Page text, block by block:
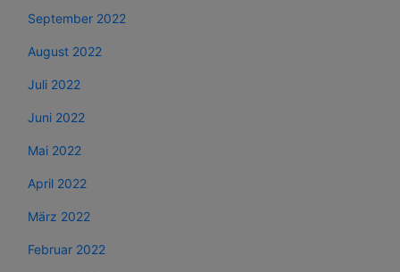
September 2022
August 2022
Juli 2022
Juni 2022
Mai 2022
April 2022
März 2022
Februar 2022